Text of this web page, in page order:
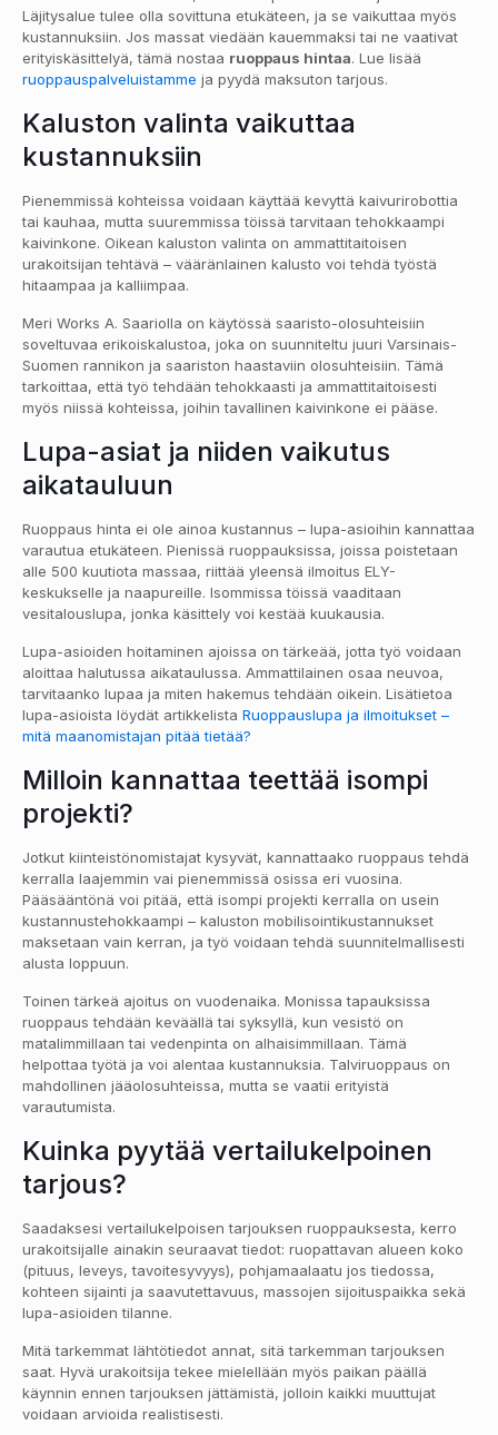
Läjitysalue tulee olla sovittuna etukäteen, ja se vaikuttaa myös
kustannuksiin. Jos massat viedään kauemmaksi tai ne vaativat
erityiskäsittelyä, tämä nostaa ruoppaus hintaa. Lue lisää
ruoppauspalveluistamme ja pyydä maksuton tarjous.
Kaluston valinta vaikuttaa
kustannuksiin
Pienemmissä kohteissa voidaan käyttää kevyttä kaivurirobottia
tai kauhaa, mutta suuremmissa töissä tarvitaan tehokkaampi
kaivinkone. Oikean kaluston valinta on ammattitaitoisen
urakoitsijan tehtävä – vääränlainen kalusto voi tehdä työstä
hitaampaa ja kalliimpaa.
Meri Works A. Saariolla on käytössä saaristo-olosuhteisiin
soveltuvaa erikoiskalustoa, joka on suunniteltu juuri Varsinais-
Suomen rannikon ja saariston haastaviin olosuhteisiin. Tämä
tarkoittaa, että työ tehdään tehokkaasti ja ammattitaitoisesti
myös niissä kohteissa, joihin tavallinen kaivinkone ei pääse.
Lupa-asiat ja niiden vaikutus
aikatauluun
Ruoppaus hinta ei ole ainoa kustannus – lupa-asioihin kannattaa
varautua etukäteen. Pienissä ruoppauksissa, joissa poistetaan
alle 500 kuutiota massaa, riittää yleensä ilmoitus ELY-
keskukselle ja naapureille. Isommissa töissä vaaditaan
vesitalouslupa, jonka käsittely voi kestää kuukausia.
Lupa-asioiden hoitaminen ajoissa on tärkeää, jotta työ voidaan
aloittaa halutussa aikataulussa. Ammattilainen osaa neuvoa,
tarvitaanko lupaa ja miten hakemus tehdään oikein. Lisätietoa
lupa-asioista löydät artikkelista Ruoppauslupa ja ilmoitukset –
mitä maanomistajan pitää tietää?
Milloin kannattaa teettää isompi
projekti?
Jotkut kiinteistönomistajat kysyvät, kannattaako ruoppaus tehdä
kerralla laajemmin vai pienemmissä osissa eri vuosina.
Pääsääntönä voi pitää, että isompi projekti kerralla on usein
kustannustehokkaampi – kaluston mobilisointikustannukset
maksetaan vain kerran, ja työ voidaan tehdä suunnitelmallisesti
alusta loppuun.
Toinen tärkeä ajoitus on vuodenaika. Monissa tapauksissa
ruoppaus tehdään keväällä tai syksyllä, kun vesistö on
matalimmillaan tai vedenpinta on alhaisimmillaan. Tämä
helpottaa työtä ja voi alentaa kustannuksia. Talviruoppaus on
mahdollinen jääolosuhteissa, mutta se vaatii erityistä
varautumista.
Kuinka pyytää vertailukelpoinen
tarjous?
Saadaksesi vertailukelpoisen tarjouksen ruoppauksesta, kerro
urakoitsijalle ainakin seuraavat tiedot: ruopattavan alueen koko
(pituus, leveys, tavoitesyvyys), pohjamaalaatu jos tiedossa,
kohteen sijainti ja saavutettavuus, massojen sijoituspaikka sekä
lupa-asioiden tilanne.
Mitä tarkemmat lähtötiedot annat, sitä tarkemman tarjouksen
saat. Hyvä urakoitsija tekee mielellään myös paikan päällä
käynnin ennen tarjouksen jättämistä, jolloin kaikki muuttujat
voidaan arvioida realistisesti.